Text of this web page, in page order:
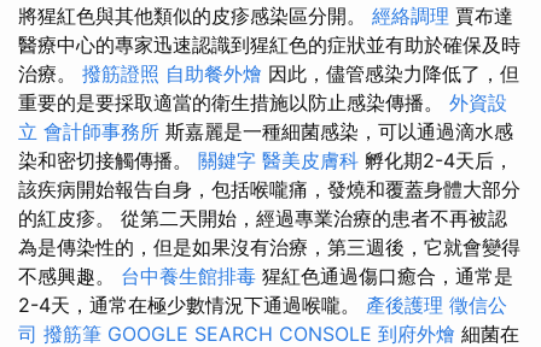
將猩紅色與其他類似的皮疹感染區分開。 經絡調理 賈布達
醫療中心的專家迅速認識到猩紅色的症狀並有助於確保及時
治療。 撥筋證照 自助餐外燴 因此，儘管感染力降低了，但
重要的是要採取適當的衛生措施以防止感染傳播。 外資設
立 會計師事務所 斯嘉麗是一種細菌感染，可以通過滴水感
染和密切接觸傳播。 關鍵字 醫美皮膚科 孵化期2-4天后，
該疾病開始報告自身，包括喉嚨痛，發燒和覆蓋身體大部分
的紅皮疹。 從第二天開始，經過專業治療的患者不再被認
為是傳染性的，但是如果沒有治療，第三週後，它就會變得
不感興趣。 台中養生館排毒 猩紅色通過傷口癒合，通常是
2-4天，通常在極少數情況下通過喉嚨。 產後護理 徵信公
司 撥筋筆 GOOGLE SEARCH CONSOLE 到府外燴 細菌在